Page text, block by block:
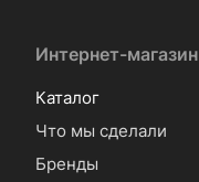
Интернет-магазин
Каталог
Что мы сделали
Бренды